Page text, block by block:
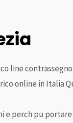
line
online in Italia
e perch pu